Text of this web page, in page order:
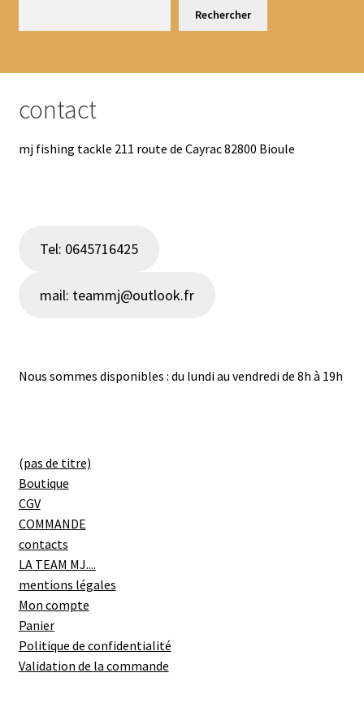
Rechercher
contact
mj fishing tackle 211 route de Cayrac 82800 Bioule
Tel: 0645716425
mail: teammj@outlook.fr
Nous sommes disponibles : du lundi au vendredi de 8h à 19h
(pas de titre)
Boutique
CGV
COMMANDE
contacts
LA TEAM MJ....
mentions légales
Mon compte
Panier
Politique de confidentialité
Validation de la commande